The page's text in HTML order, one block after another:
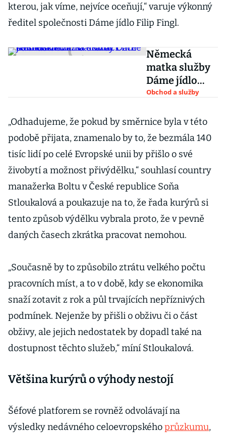
kterou, jak víme, nejvíce oceňují,“ varuje výkonný
ředitel společnosti Dáme jídlo Filip Fingl.
Německá
matka služby
Dáme jídlo
odchází z
se soustředit
na domácí
Obchod a služby
„Odhadujeme, že pokud by směrnice byla v této
podobě přijata, znamenalo by to, že bezmála 140
tisíc lidí po celé Evropské unii by přišlo o své
živobytí a možnost přivýdělku,“ souhlasí country
manažerka Boltu v České republice Soňa
Stloukalová a poukazuje na to, že řada kurýrů si
tento způsob výdělku vybrala proto, že v pevně
daných časech zkrátka pracovat nemohou.
„Současně by to způsobilo ztrátu velkého počtu
pracovních míst, a to v době, kdy se ekonomika
snaží zotavit z rok a půl trvajících nepříznivých
podmínek. Nejenže by přišli o obživu či o část
obživy, ale jejich nedostatek by dopadl také na
dostupnost těchto služeb,“ míní Stloukalová.
Většina kurýrů o výhody nestojí
Šéfové platforem se rovněž odvolávají na
výsledky nedávného celoevropskéhoprůzkumu,